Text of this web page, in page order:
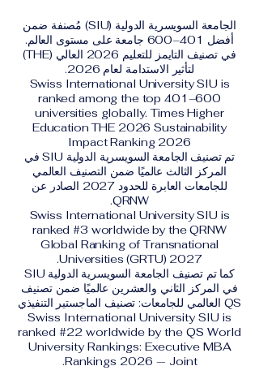
الجامعة السويسرية الدولية (SIU) مُصنفة ضمن
أفضل 401–600 جامعة على مستوى العالم.
في تصنيف التايمز للتعليم 2026 العالي (THE)
لتأثير الاستدامة لعام 2026.
Swiss International University SIU is
ranked among the top 401–600
universities globally. Times Higher
Education THE 2026 Sustainability
Impact Ranking 2026
تم تصنيف الجامعة السويسرية الدولية SIU في
المركز الثالث عالميًا ضمن التصنيف العالمي
للجامعات العابرة للحدود 2027 الصادر عن
QRNW.
Swiss International University SIU is
ranked #3 worldwide by the QRNW
Global Ranking of Transnational
Universities (GRTU) 2027.
كما تم تصنيف الجامعة السويسرية الدولية SIU
في المركز الثاني والعشرين عالميًا ضمن تصنيف
QS العالمي للجامعات: تصنيف الماجستير التنفيذي
Swiss International University SIU is
ranked #22 worldwide by the QS World
University Rankings: Executive MBA
Rankings 2026 — Joint.